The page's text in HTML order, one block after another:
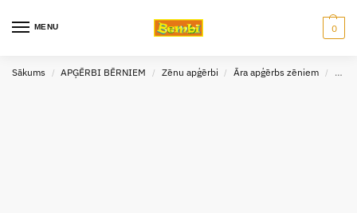
MENU 0
Sākums / APĢĒRBI BĒRNIEM / Zēnu apģērbi / Āra apģērbs zēniem /